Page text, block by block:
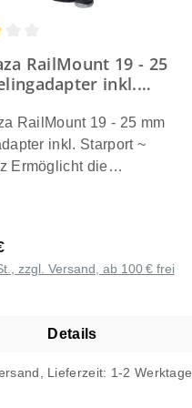
RailMount 19 - 25
inkl.
RailMount 19 - 25 mm
inkl. Starport ~
Cobb Relinghalterung
anderen
Zubehörteile.
mit der Sie jedes
Preis:
zzgl. Versand, ab 100 € frei
Details
Lieferzeit: 1-2 Werktage